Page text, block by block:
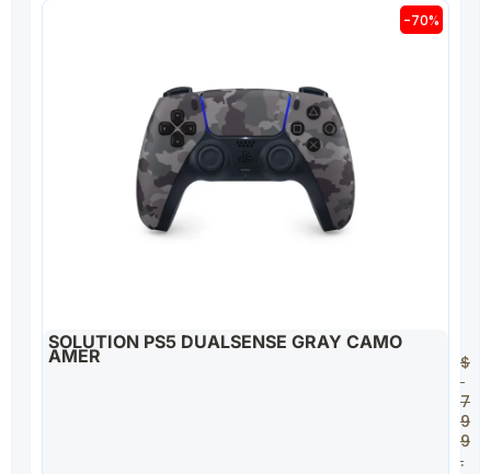
-70%
SOLUTION PS5 DUALSENSE GRAY CAMO
AMER
$
7
9
9
.